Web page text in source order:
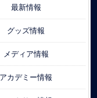
最新情報
グッズ情報
メディア情報
アカデミー情報